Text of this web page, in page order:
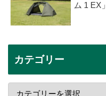
ム 1 EX」
カテゴリー